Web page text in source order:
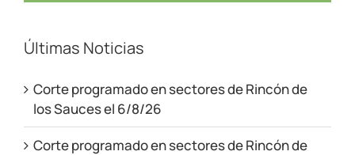
Últimas Noticias
Corte programado en sectores de Rincón de
los Sauces el 6/8/26
Corte programado en sectores de Rincón de